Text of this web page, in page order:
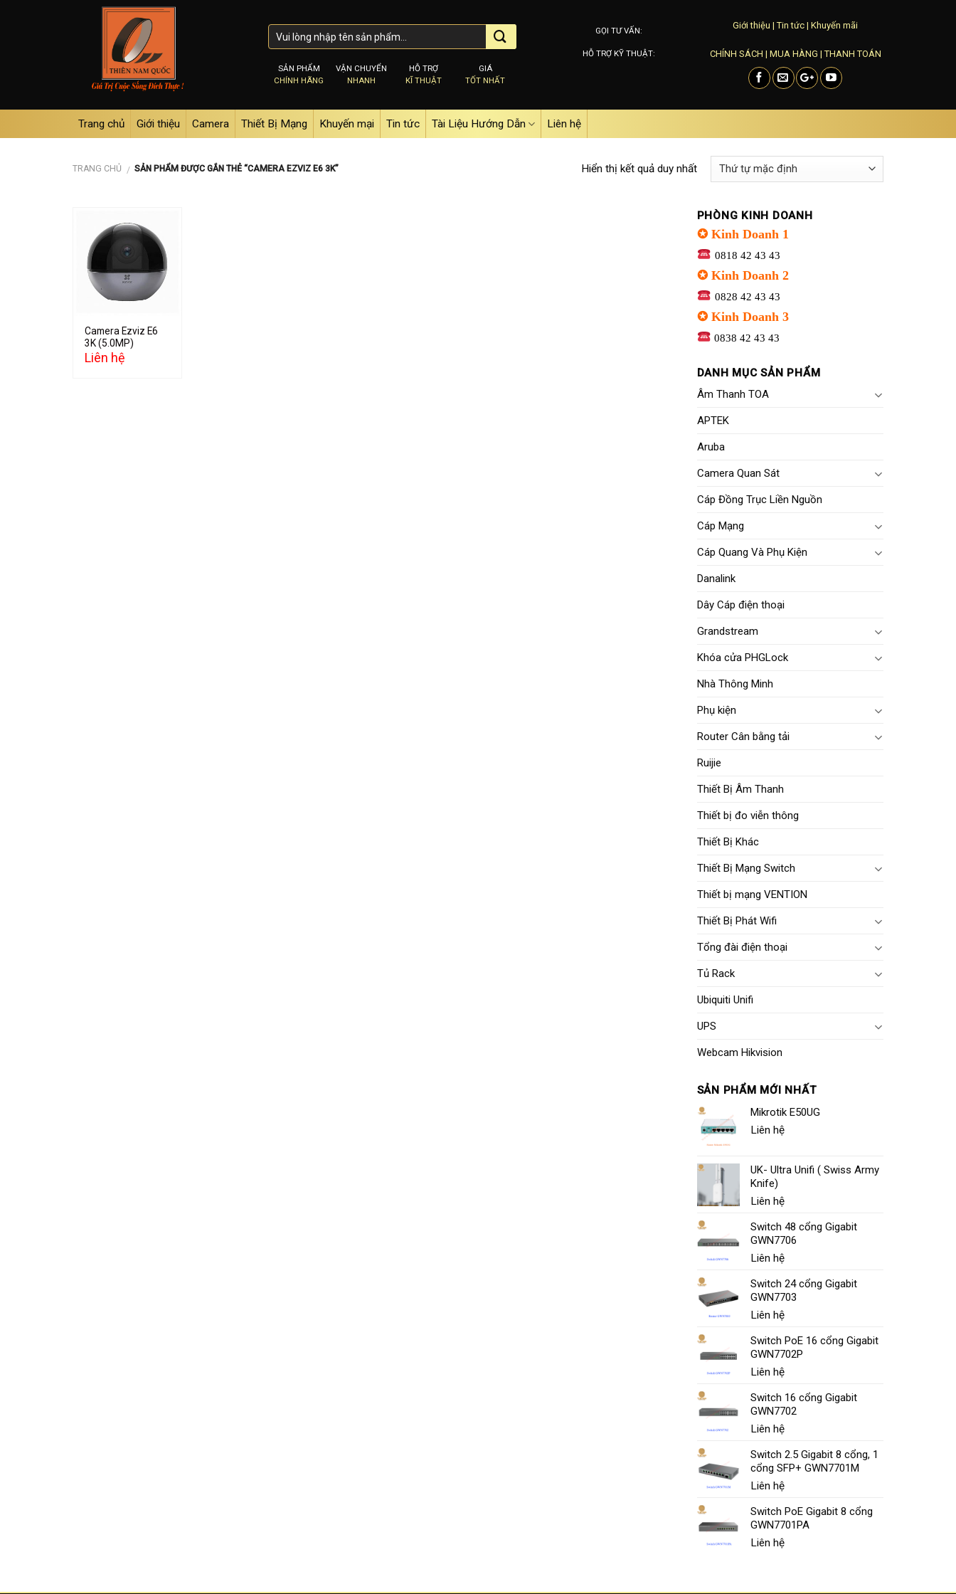
SẢN PHẨM
CHÍNH HÃNG
VẬN CHUYỂN
NHANH
HỖ TRỢ
KĨ THUẬT
GIÁ
TỐT NHẤT
GỌI TƯ VẤN:
HỖ TRỢ KỸ THUẬT:
Giới thiệu |Tin tức | Khuyến mãi
CHÍNH SÁCH | MUA HÀNG |THANH TOÁN
Trang chủ Giới thiệu Camera Thiết Bị Mạng Khuyến mại Tin tức Tài Liệu Hướng Dẫn Liên hệ
TRANG CHỦ / SẢN PHẨM ĐƯỢC GẮN THẺ “CAMERA EZVIZ E6 3K” Hiển thị kết quả duy nhất
Add to
wishlist
Camera Ezviz E6
3K (5.0MP)
Liên hệ
PHÒNG KINH DOANH
✪ Kinh Doanh 1
0818 42 43 43
✪ Kinh Doanh 2
0828 42 43 43
✪ Kinh Doanh 3
0838 42 43 43
DANH MỤC SẢN PHẨM
Âm Thanh TOA
APTEK
Aruba
Camera Quan Sát
Cáp Đồng Trục Liền Nguồn
Cáp Mạng
Cáp Quang Và Phụ Kiện
Danalink
Dây Cáp điện thoại
Grandstream
Khóa cửa PHGLock
Nhà Thông Minh
Phụ kiện
Router Cân bằng tải
Ruijie
Thiết Bị Âm Thanh
Thiết bị đo viễn thông
Thiết Bị Khác
Thiết Bị Mạng Switch
Thiết bị mạng VENTION
Thiết Bị Phát Wifi
Tổng đài điện thoại
Tủ Rack
Ubiquiti Unifi
UPS
Webcam Hikvision
SẢN PHẨM MỚI NHẤT
Mikrotik E50UG
Liên hệ
UK- Ultra Unifi ( Swiss Army
Knife)
Liên hệ
Switch 48 cổng Gigabit
GWN7706
Liên hệ
Switch 24 cổng Gigabit
GWN7703
Liên hệ
Switch PoE 16 cổng Gigabit
GWN7702P
Liên hệ
Switch 16 cổng Gigabit
GWN7702
Liên hệ
Switch 2.5 Gigabit 8 cổng, 1
cổng SFP+ GWN7701M
Liên hệ
Switch PoE Gigabit 8 cổng
GWN7701PA
Liên hệ